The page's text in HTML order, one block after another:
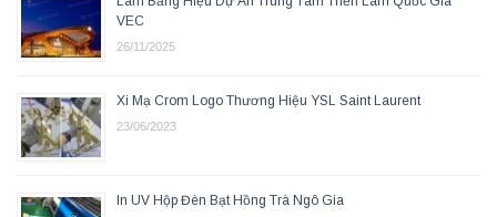
VEC
26/11/2025
Xi Mạ Crom Logo Thương Hiệu YSL Saint Laurent
23/06/2023
In UV Hộp Đèn Bạt Hồng Trà Ngô Gia